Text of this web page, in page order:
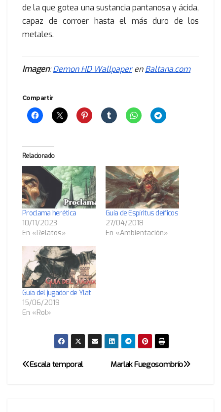
de la que gotea una sustancia pantanosa y ácida,
capaz de corroer hasta el más duro de los
metales.
Imagen:Demon HD WallpaperenBaltana.com
Compartir
Relacionado
Proclama herética
10/11/2023
En «Relatos»
Guía de Espíritus deíficos
27/04/2018
En «Ambientación»
Guía del jugador de Ylat
15/06/2019
En «Rol»
NavegaciónMarlak Fuegosombrío
Escala temporal